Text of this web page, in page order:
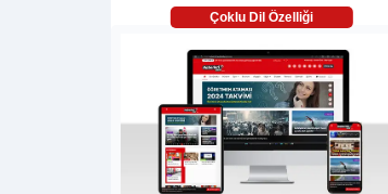
Çoklu Dil Özelliği